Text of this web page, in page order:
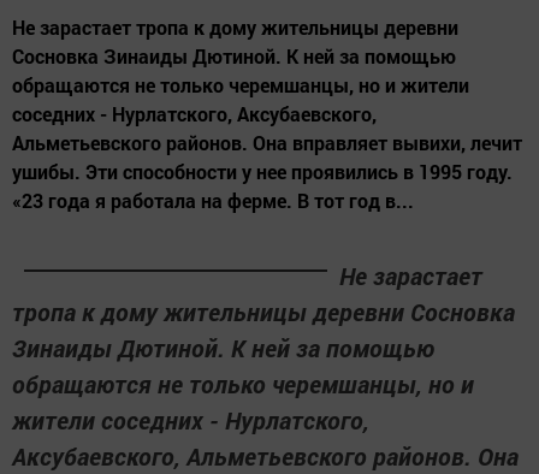
Не зарастает тропа к дому жительницы деревни
Сосновка Зинаиды Дютиной. К ней за помощью
обращаются не только черемшанцы, но и жители
соседних - Нурлатского, Аксубаевского,
Альметьевского районов. Она вправляет вывихи, лечит
ушибы. Эти способности у нее проявились в 1995 году.
«23 года я работала на ферме. В тот год в...
Не зарастает
тропа к дому жительницы деревни Сосновка
Зинаиды Дютиной. К ней за помощью
обращаются не только черемшанцы, но и
жители соседних - Нурлатского,
Аксубаевского, Альметьевского районов. Она